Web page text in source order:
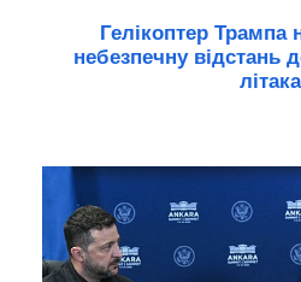
Гелікоптер Трампа
небезпечну відстань
літака